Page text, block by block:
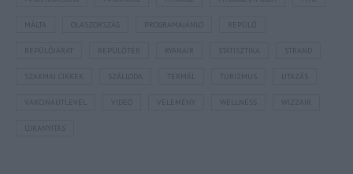
MÁLTA OLASZORSZÁG
REPÜLŐJÁRAT REPÜLŐTÉR STATISZTIKA STRAND
SZAKMAI CIKKEK SZÁLLODA TERMÁL TURIZMUS UTAZÁS
VAKCINAÚTLEVÉL WIZZAIR
ÚJRANYITÁS